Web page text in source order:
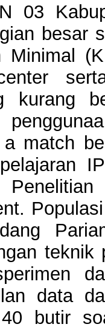
03
besar
Minimal
kurang
match
data
butir